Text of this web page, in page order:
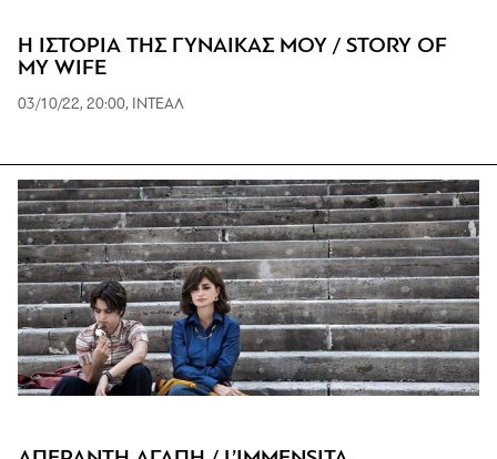
Η ΙΣΤΟΡΙΑ ΤΗΣ ΓΥΝΑΙΚΑΣ ΜΟΥ / STORY OF
MY WIFE
03/10/22, 20:00, ΙΝΤΕΑΛ